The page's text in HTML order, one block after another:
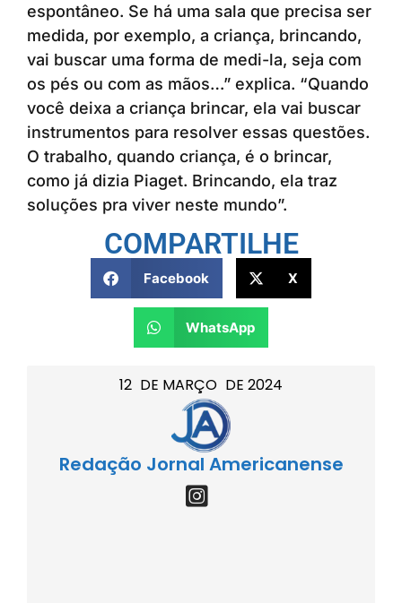
12 DE MARÇO DE 2024
Redação Jornal Americanense
espontâneo. Se há uma sala que precisa ser
medida, por exemplo, a criança, brincando,
vai buscar uma forma de medi-la, seja com
os pés ou com as mãos…” explica. “Quando
você deixa a criança brincar, ela vai buscar
instrumentos para resolver essas questões.
O trabalho, quando criança, é o brincar,
como já dizia Piaget. Brincando, ela traz
soluções pra viver neste mundo”.
COMPARTILHE
Facebook X
WhatsApp